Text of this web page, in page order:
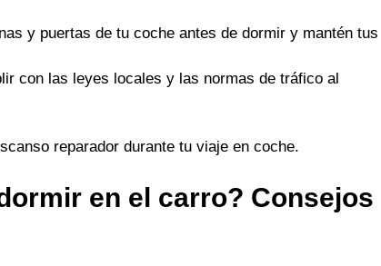
y puertas de tu coche antes de dormir y mantén tus
con las leyes locales y las normas de tráfico al
reparador durante tu viaje en coche.
en el carro? Consejos